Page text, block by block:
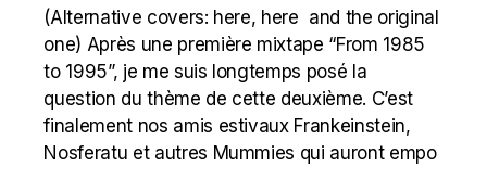
(Alternative covers: here, here and the original
one) Après une première mixtape “From 1985
to 1995”, je me suis longtemps posé la
question du thème de cette deuxième. C’est
finalement nos amis estivaux Frankeinstein,
Nosferatu et autres Mummies qui auront empo